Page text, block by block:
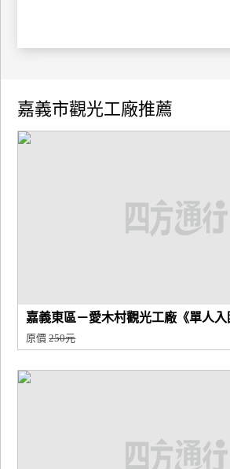
飯
作
計
商
嘉義市觀光工廠推薦
嘉義東區－愛木村觀光工廠《單人
原價250元